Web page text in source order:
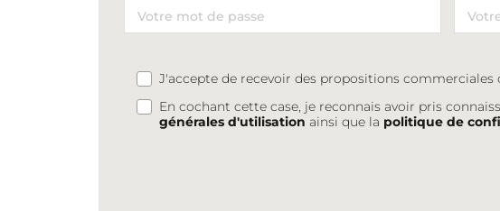
J'accepte de recevoir des propositions commerciales
En cochant cette case, je reconnais avoir pris
générales d'utilisation ainsi que la politique de